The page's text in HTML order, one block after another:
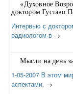
«Духовное
доктором Густаво
Интервью с
радиологом в →
Мысли на день
1-05-2007 В этом
аспектами, →